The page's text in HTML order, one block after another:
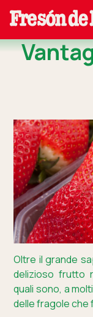
Oltre il grande
delizioso frutto
quali sono, a
delle fragole che